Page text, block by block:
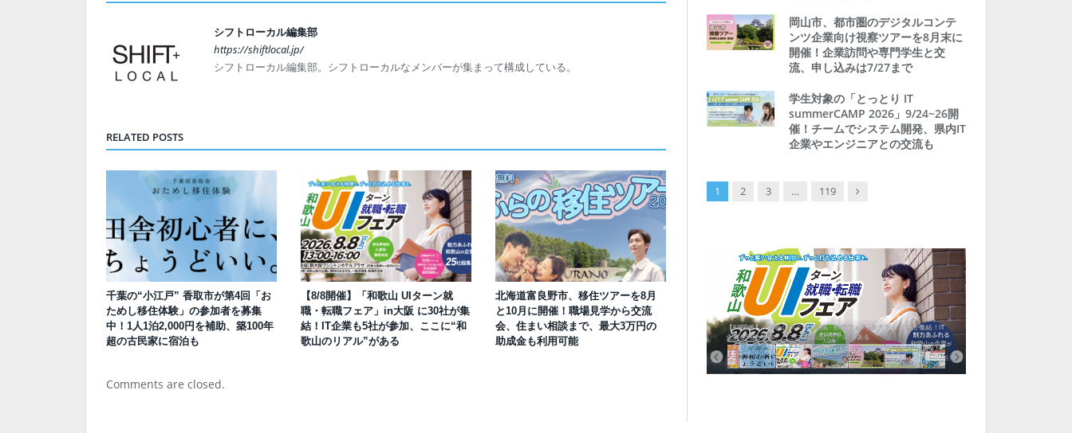
シフトローカル編集部
https://shiftlocal.jp/
シフトローカル編集部。シフトローカルなメンバーが集まって構成している。
RELATED POSTS
千葉の“小江戸” 香取市が第4回「お
ためし移住体験」の参加者を募集
中！1人1泊2,000円を補助、築100年
超の古民家に宿泊も
【8/8開催】「和歌山 UIターン就
職・転職フェア」in大阪 に30社が集
結！IT企業も5社が参加、ここに“和
歌山のリアル”がある
北海道富良野市、移住ツアーを8月
と10月に開催！職場見学から交流
会、住まい相談まで、最大3万円の
助成金も利用可能
Comments are closed.
岡山市、都市圏のデジタルコンテ
ンツ企業向け視察ツアーを8月末に
開催！企業訪問や専門学生と交
流、申し込みは7/27まで
学生対象の「とっとり IT
summerCAMP 2026」9/24~26開
催！チームでシステム開発、県内IT
企業やエンジニアとの交流も
1 2 3 … 119 Next
千葉の“小江戸” 香取市が第4回「おためし移住体験」の参加者を募集中！1
人1泊2,000円を補助、築100年超の古民家に宿泊も
【8/8開催】「和歌山 UIターン就職・転職フェア」in大阪 に30社が集結！IT
企業も5社が参加、ここに“和歌山のリアル”がある
岡山市、都市圏のデジタルコンテンツ企業向け視察ツアーを8月末に開催！
企業訪問や専門学生と交流、申し込みは7/27まで
学生対象の「とっとり IT summerCAMP 2026」9/24~26開催！チームでシ
ステム開発、県内IT企業やエンジニアとの交流も
利用者の45％・100人超が移住！奈良市お試し移住制度、宿のオーナーがナ
ビゲートする新サービス「まち案内」が追加
愛知県西尾市、定住移住サイト「にし推し暮らし」を開設！転出者やファミ
リー層に魅力を発信、データや支援制度も充実
【6/27開催】参加無料！いしかわUIターン大相談会 in大阪 自治体・支援団
体に加え、能美市のソフトウェア開発会社も参戦
【6/20開催】「札幌UIターン就職フェアin東京」に優良企業28社が集結！エ
ンジニア募集のソフトウェア開発企業も複数参加
【6/13開催】島根県内18市町村、IT転職支援機関が大阪に集う移住相談会！
6/6には“人間関係”をテーマにオンラインツアー